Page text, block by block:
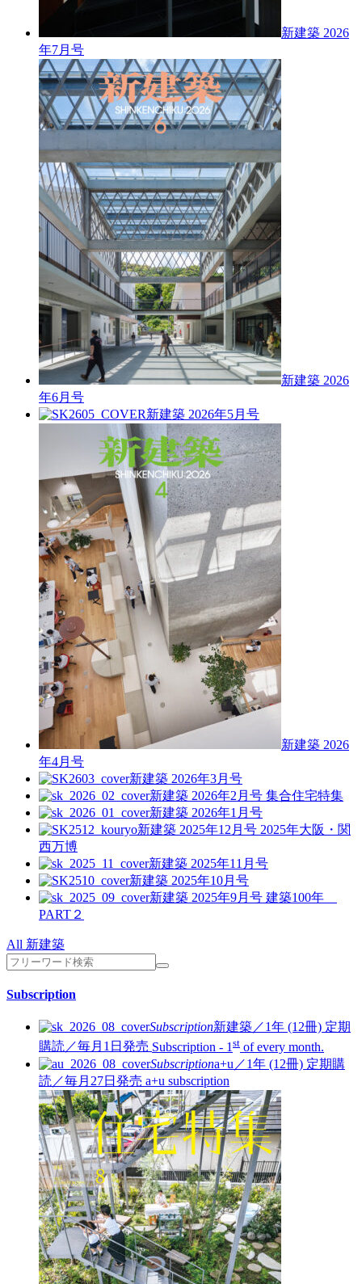
新建築 2026
年7月号
新建築 2026
年6月号
新建築 2026年5月号
新建築 2026
年4月号
新建築 2026年3月号
新建築 2026年2月号 集合住宅特集
新建築 2026年1月号
新建築 2025年12月号 2025年大阪・関
西万博
新建築 2025年11月号
新建築 2025年10月号
新建築 2025年9月号 建築100年
PART２
All 新建築
Subscription
Subscription新建築／1年 (12冊) 定期
購読／毎月1日発売 Subscription - 1 st of every month.
Subscriptiona+u／1年 (12冊) 定期購
読／毎月27日発売 a+u subscription